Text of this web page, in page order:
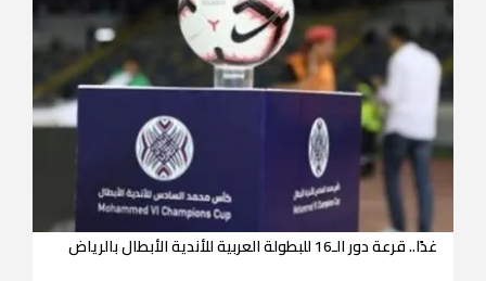
غدًا.. قرعة دور الـ16 للبطولة العربية للأندية الأبطال بالرياض